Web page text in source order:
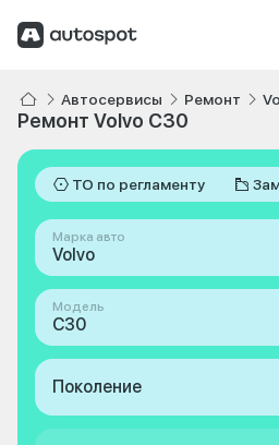
Автосервисы Ремонт
Ремонт Volvo C30
ТО по регламенту
Марка авто
Volvo
Модель
C30
Поколение